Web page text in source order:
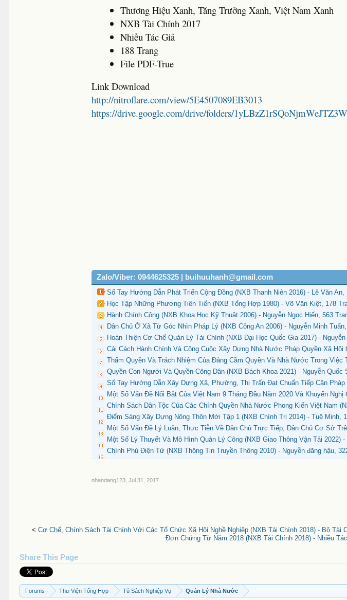
Thương Hiệu Xanh, Tăng Trưởng Xanh, Việt Nam Xanh
NXB Tài Chính 2017
Nhiều Tác Giả
188 Trang
File PDF-True
Link Download
http://nitroflare.com/view/5E4507089EB3013
https://drive.google.com/drive/folders/
Zalo/Viber: 0944625325 | buihuuhanh@gmail.com
Sổ Tay Hướng Dẫn Phát Triển Cộng Đồng (NXB Thanh Niên 2016) - Lê Văn An,
Học Tập Những Phương Tiên Tiến (NXB Tổng Hợp 1980) - Võ Văn Kiệt, 178
Hành Chính Công (NXB Khoa Học Kỹ Thuật 2006) - Nguyễn Ngọc Hiến, 563
Dân Chủ Ở Xã Từ Góc Nhìn Pháp Lý (NXB Công An 2006) - Nguyễn Minh
Hoàn Thiện Cơ Chế Quản Lý Tài Chính (NXB Đại Học Quốc Gia 2017) -
Cải Cách Hành Chính Và Công Cuộc Xây Dựng Nhà Nước Pháp Quyền Xã Hội
Thẩm Quyền Và Trách Nhiệm Của Đảng Cầm Quyền Và Nhà Nước Trong Việc
Quyền Con Người Và Quyền Công Dân (NXB Bách Khoa 2021) - Nguyễn Quốc
Sổ Tay Hướng Dẫn Xây Dựng Xã, Phường, Thị Trấn Đạt Chuẩn Tiếp Cận Pháp
Một Số Vấn Đề Nổi Bật Của Việt Nam 9 Tháng Đầu Năm 2020 Và Khuyến Nghị
Chính Sách Dân Tộc Của Các Chính Quyền Nhà Nước Phong Kiến Việt Nam
Điểm Sáng Xây Dựng Nông Thôn Mới Tập 1 (NXB Chính Trị 2014) - Tuệ Minh,
Một Số Vấn Đề Lý Luận, Thực Tiễn Về Dân Chủ Trực Tiếp, Dân Chủ Cơ Sở
Một Số Lý Thuyết Và Mô Hình Quản Lý Công (NXB Giao Thông Vận Tải 2022)
Chính Phủ Điện Tử (NXB Thông Tin Truyền Thông 2010) - Nguyễn đăng hậu,
nhandang123 Jul 31, 2017
< Cơ Chế, Chính Sách Tài Chính Với Các Tổ Chức Xã Hội Nghề Nghiệp (NXB Tài Chính 2018) - Bộ Tài
Đơn Chứng Từ Năm 2018 (NXB Tài Chính 2018) - Nhiều
Share This Page
Forums Thư Viện Tổng Hợp Tủ Sách Nghiệp Vụ Quản Lý Nhà Nước